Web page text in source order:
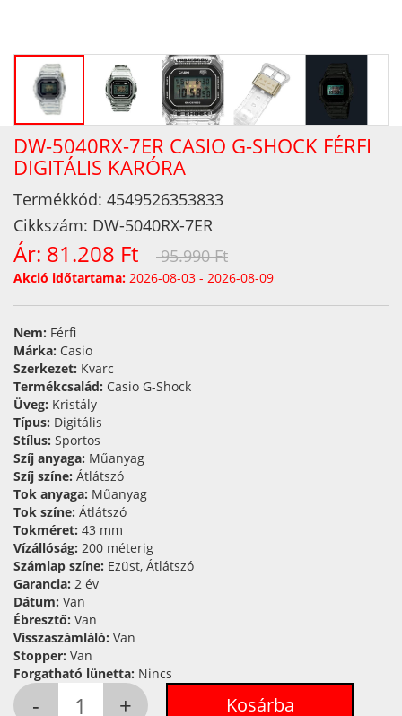
DW-5040RX-7ER CASIO G-SHOCK FÉRFI
DIGITÁLIS KARÓRA
Termékkód: 4549526353833
Cikkszám: DW-5040RX-7ER
Ár: 81.208 Ft 95.990 Ft
Akció időtartama: 2026-08-03 - 2026-08-09
Nem: Férfi
Márka: Casio
Szerkezet: Kvarc
Termékcsalád: Casio G-Shock
Üveg: Kristály
Típus: Digitális
Stílus: Sportos
Szíj anyaga: Műanyag
Szíj színe: Átlátszó
Tok anyaga: Műanyag
Tok színe: Átlátszó
Tokméret: 43 mm
Vízállóság: 200 méterig
Számlap színe: Ezüst, Átlátszó
Garancia: 2 év
Dátum: Van
Ébresztő: Van
Visszaszámláló: Van
Stopper: Van
Forgatható lünetta: Nincs